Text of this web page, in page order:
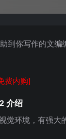
到你写作的文
费内购]
介绍
觉环境，有强大